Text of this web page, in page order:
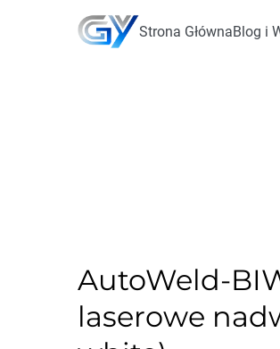
Strona GłównaBlog i
AutoWeld-
laserowe